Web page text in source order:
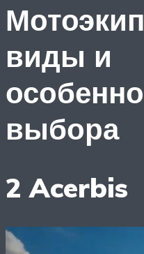
виды и
выбора
2 Acerbis